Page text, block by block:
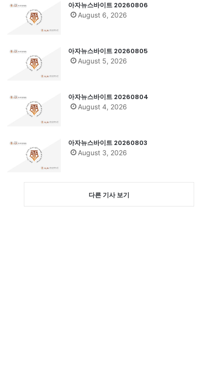
아자뉴스바이트 20260806
August 6, 2026
아자뉴스바이트 20260805
August 5, 2026
아자뉴스바이트 20260804
August 4, 2026
아자뉴스바이트 20260803
August 3, 2026
다른 기사 보기